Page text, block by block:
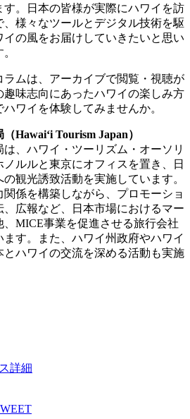
。日本の皆様が実際にハワイを訪
様々なツールとデジタル技術を駆
の風をお届けしていきたいと思い
ラムは、アーカイブで閲覧・視聴が
味志向にあったハワイの楽しみ方
ワイを体験してみませんか。
Hawai‘i Tourism Japan）
、ハワイ・ツーリズム・オーソリ
ルルと東京にオフィスを置き、日
観光誘致活動を実施しています。
係を構築しながら、プロモーショ
、広報など、日本市場におけるマー
MICE事業を促進させる旅行会社
す。また、ハワイ州政府やハワイ
ハワイの交流を深める活動も実施
詳細